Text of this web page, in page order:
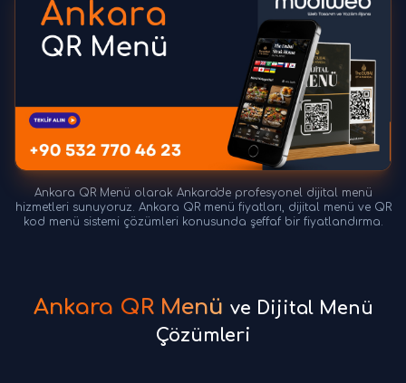
Ankara QR Menü olarak Ankara'de profesyonel dijital menü
hizmetleri sunuyoruz. Ankara QR menü fiyatları, dijital menü ve QR
kod menü sistemi çözümleri konusunda şeffaf bir fiyatlandırma.
Ankara QR Menü ve Dijital Menü
Çözümleri